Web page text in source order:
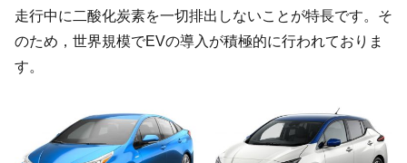
走行中に二酸化炭素を一切排出しないことが特長です。そ
のため，世界規模でEVの導入が積極的に行われておりま
す。